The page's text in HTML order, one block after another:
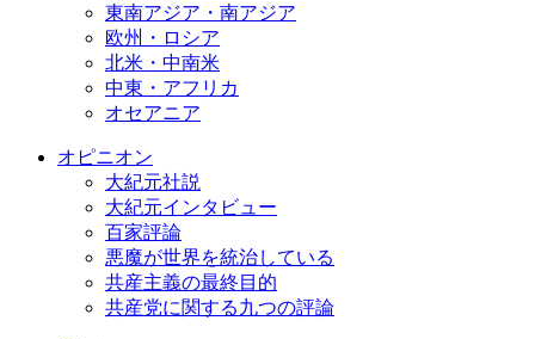
東南アジア・南アジア
欧州・ロシア
北米・中南米
中東・アフリカ
オセアニア
オピニオン
大紀元社説
大紀元インタビュー
百家評論
悪魔が世界を統治している
共産主義の最終目的
共産党に関する九つの評論